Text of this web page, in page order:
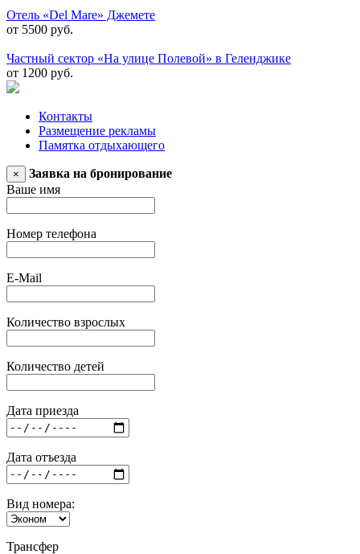
Отель «Del Mare» Джемете
от 5500 руб.
Частный сектор «На улице Полевой» в Геленджике
от 1200 руб.
Контакты
Размещение рекламы
Памятка отдыхающего
×
Заявка на бронирование
Ваше имя
Номер телефона
E-Mail
Количество взрослых
Количество детей
Дата приезда
Дата отъезда
Вид номера:
Трансфер